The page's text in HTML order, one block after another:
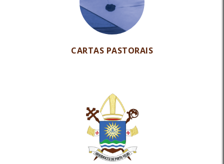
CARTAS PASTORAIS